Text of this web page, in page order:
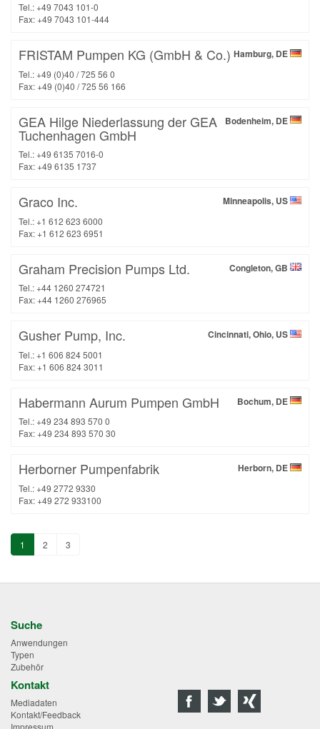
Tel.: +49 7043 101-0
Fax: +49 7043 101-444
Hamburg, DE
FRISTAM Pumpen KG (GmbH & Co.)
Tel.: +49 (0)40 / 725 56 0
Fax: +49 (0)40 / 725 56 166
Bodenheim, DE
GEA Hilge Niederlassung der GEA
Tuchenhagen GmbH
Tel.: +49 6135 7016-0
Fax: +49 6135 1737
Minneapolis, US
Graco Inc.
Tel.: +1 612 623 6000
Fax: +1 612 623 6951
Congleton, GB
Graham Precision Pumps Ltd.
Tel.: +44 1260 274721
Fax: +44 1260 276965
Cincinnati, Ohio, US
Gusher Pump, Inc.
Tel.: +1 606 824 5001
Fax: +1 606 824 3011
Bochum, DE
Habermann Aurum Pumpen GmbH
Tel.: +49 234 893 570 0
Fax: +49 234 893 570 30
Herborn, DE
Herborner Pumpenfabrik
Tel.: +49 2772 9330
Fax: +49 272 933100
1 2 3
Suche
Anwendungen
Typen
Zubehör
Kontakt
Mediadaten
Kontakt/Feedback
Impressum